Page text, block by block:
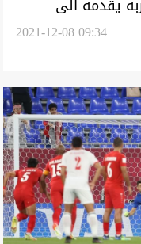
2021-12-08 09:34